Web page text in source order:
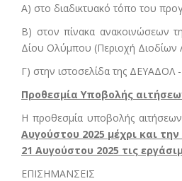
Α) στο διαδικτυακό τόπο του
Β) στον πίνακα ανακοινώσεων
Δίου Ολύμπου (Περιοχή Διοδίων
Γ) στην ιστοσελίδα της ΔΕΥΑΔΟΛ -
Προθεσμία Υποβολής
Η προθεσμία υποβολής
Αυγούστου 2025 μέχρι και
21 Αυγούστου 2025 τις
ΕΠΙΣΗΜΑΝΣΕΙΣ